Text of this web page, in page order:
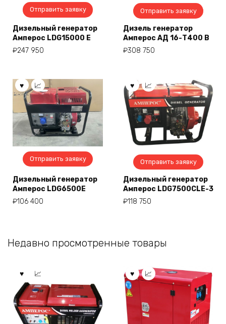
Отправить заявку
Дизельный генератор
Амперос LDG15000 E
₽247 950
Отправить заявку
Дизель генератор
Амперос АД 16-Т400 B
₽308 750
Отправить заявку
Дизельный генератор
Амперос LDG6500E
₽106 400
Отправить заявку
Дизельный генератор
Амперос LDG7500СLE-3
₽118 750
Недавно просмотренные товары